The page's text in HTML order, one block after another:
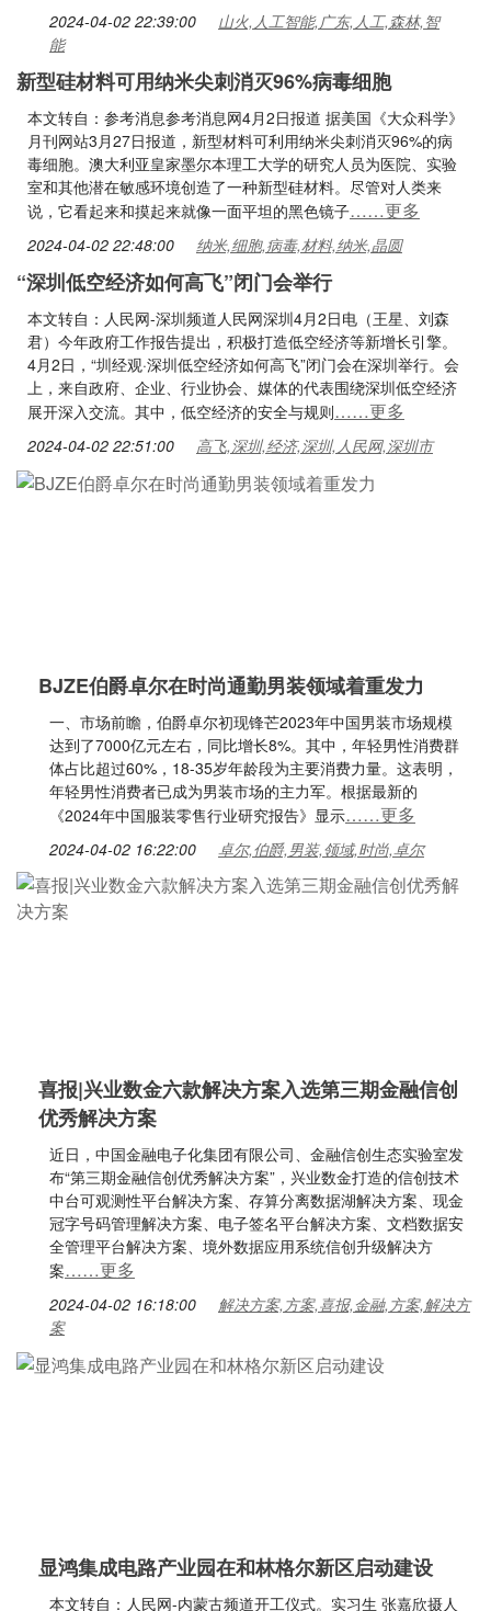
2024-04-02 22:39:00
山火,人工智能,广东,人工,森林,智
能
新型硅材料可用纳米尖刺消灭96%病毒细胞
本文转自：参考消息参考消息网4月2日报道 据美国《大众科学》
月刊网站3月27日报道，新型材料可利用纳米尖刺消灭96%的病
毒细胞。澳大利亚皇家墨尔本理工大学的研究人员为医院、实验
室和其他潜在敏感环境创造了一种新型硅材料。尽管对人类来
说，它看起来和摸起来就像一面平坦的黑色镜子……更多
2024-04-02 22:48:00 纳米,细胞,病毒,材料,纳米,晶圆
“深圳低空经济如何高飞”闭门会举行
本文转自：人民网-深圳频道人民网深圳4月2日电（王星、刘森
君）今年政府工作报告提出，积极打造低空经济等新增长引擎。
4月2日，“圳经观·深圳低空经济如何高飞”闭门会在深圳举行。会
上，来自政府、企业、行业协会、媒体的代表围绕深圳低空经济
展开深入交流。其中，低空经济的安全与规则……更多
2024-04-02 22:51:00 高飞,深圳,经济,深圳,人民网,深圳市
BJZE伯爵卓尔在时尚通勤男装领域着重发力
一、市场前瞻，伯爵卓尔初现锋芒2023年中国男装市场规模
达到了7000亿元左右，同比增长8%。其中，年轻男性消费群
体占比超过60%，18-35岁年龄段为主要消费力量。这表明，
年轻男性消费者已成为男装市场的主力军。根据最新的
《2024年中国服装零售行业研究报告》显示……更多
2024-04-02 16:22:00 卓尔,伯爵,男装,领域,时尚,卓尔
喜报|兴业数金六款解决方案入选第三期金融信创
优秀解决方案
近日，中国金融电子化集团有限公司、金融信创生态实验室发
布“第三期金融信创优秀解决方案”，兴业数金打造的信创技术
中台可观测性平台解决方案、存算分离数据湖解决方案、现金
冠字号码管理解决方案、电子签名平台解决方案、文档数据安
全管理平台解决方案、境外数据应用系统信创升级解决方
案……更多
2024-04-02 16:18:00
解决方案,方案,喜报,金融,方案,解决方
案
显鸿集成电路产业园在和林格尔新区启动建设
本文转自：人民网-内蒙古频道开工仪式。实习生 张嘉欣摄人